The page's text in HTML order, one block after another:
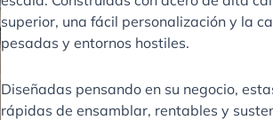
superior, una fácil personalización y la
pesadas y entornos hostiles.
Diseñadas pensando en su negocio,
rápidas de ensamblar, rentables y